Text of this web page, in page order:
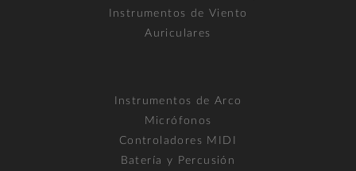
Instrumentos de Viento
Auriculares
Instrumentos de Arco
Micrófonos
Controladores MIDI
Batería y Percusión